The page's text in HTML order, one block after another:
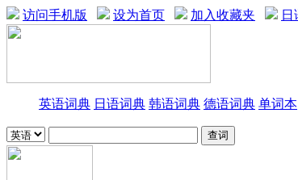
访问手机版 设为首页 加入收藏夹 日
英语词典 日语词典 韩语词典 德语词典 单词本